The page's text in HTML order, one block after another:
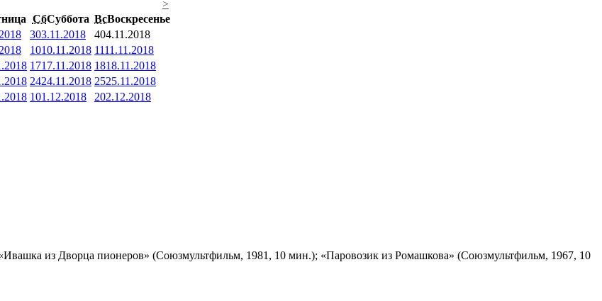
>
СбСуббота ВсВоскресенье
303.11.2018 404.11.2018
1010.11.2018 1111.11.2018
1717.11.2018 1818.11.2018
2424.11.2018 2525.11.2018
101.12.2018 202.12.2018
из Дворца пионеров» (Союзмультфильм, 1981, 10 мин.); «Паровозик из Ромашкова» (Союзмультфильм, 1967, 10